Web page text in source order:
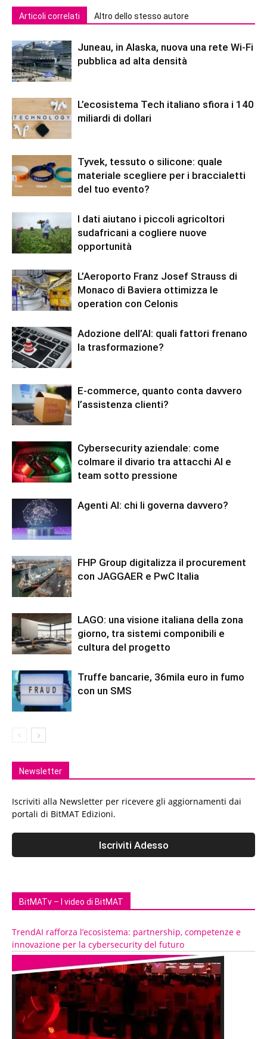
Articoli correlati Altro dello stesso autore
Juneau, in Alaska, nuova una rete Wi-Fi
pubblica ad alta densità
L’ecosistema Tech italiano sfiora i 140
miliardi di dollari
Tyvek, tessuto o silicone: quale
materiale scegliere per i braccialetti
del tuo evento?
I dati aiutano i piccoli agricoltori
sudafricani a cogliere nuove
opportunità
L’Aeroporto Franz Josef Strauss di
Monaco di Baviera ottimizza le
operation con Celonis
Adozione dell’AI: quali fattori frenano
la trasformazione?
E-commerce, quanto conta davvero
l’assistenza clienti?
Cybersecurity aziendale: come
colmare il divario tra attacchi AI e
team sotto pressione
Agenti AI: chi li governa davvero?
FHP Group digitalizza il procurement
con JAGGAER e PwC Italia
LAGO: una visione italiana della zona
giorno, tra sistemi componibili e
cultura del progetto
Truffe bancarie, 36mila euro in fumo
con un SMS
Newsletter
Iscriviti alla Newsletter per ricevere gli aggiornamenti dai
portali di BitMAT Edizioni.
BitMATv – I video di BitMAT
TrendAI rafforza l’ecosistema: partnership, competenze e
innovazione per la cybersecurity del futuro